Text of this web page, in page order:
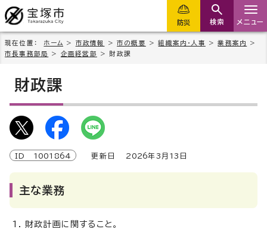
防災 検索 メニュー
現在位置： ホーム > 市政情報 >市の概要 >組織案内・人事 >業務案内
>
市長事務部局
> 企画経営部 > 財政課
財政課
ID 1001864 更新日 2026年3月 13 日
主な業務
財政計画に関すること。